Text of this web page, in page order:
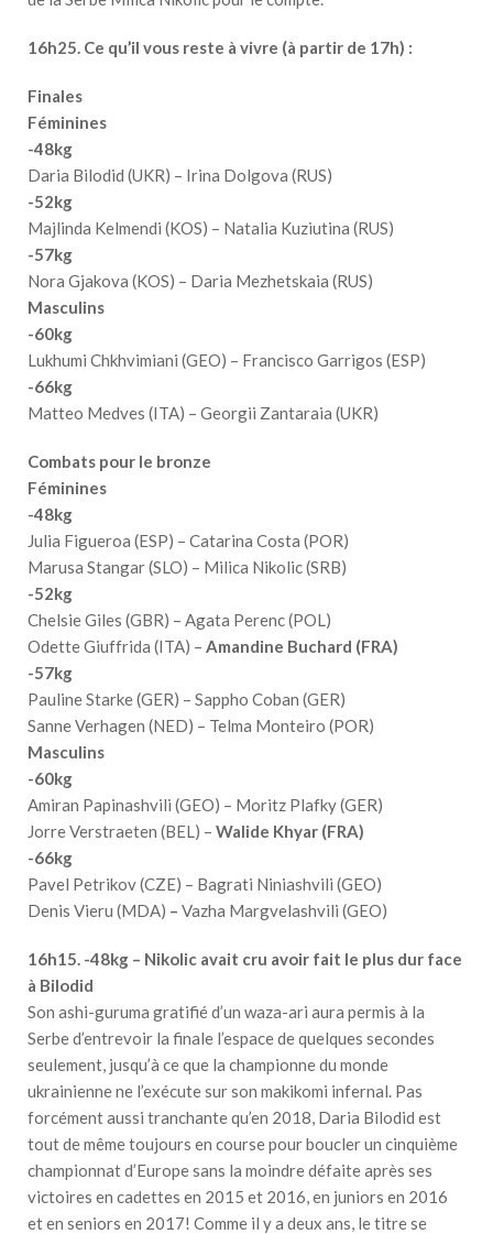
16h25. Ce qu’il vous reste à vivre (à partir de 17h) :
Finales
Féminines
-48kg
Daria Bilodid (UKR) – Irina Dolgova (RUS)
-52kg
Majlinda Kelmendi (KOS) – Natalia Kuziutina (RUS)
-57kg
Nora Gjakova (KOS) – Daria Mezhetskaia (RUS)
Masculins
-60kg
Lukhumi Chkhvimiani (GEO) – Francisco Garrigos (ESP)
-66kg
Matteo Medves (ITA) – Georgii Zantaraia (UKR)
Combats pour le bronze
Féminines
-48kg
Julia Figueroa (ESP) – Catarina Costa (POR)
Marusa Stangar (SLO) – Milica Nikolic (SRB)
-52kg
Chelsie Giles (GBR) – Agata Perenc (POL)
Odette Giuffrida (ITA) – Amandine Buchard (FRA)
-57kg
Pauline Starke (GER) – Sappho Coban (GER)
Sanne Verhagen (NED) – Telma Monteiro (POR)
Masculins
-60kg
Amiran Papinashvili (GEO) – Moritz Plafky (GER)
Jorre Verstraeten (BEL) – Walide Khyar (FRA)
-66kg
Pavel Petrikov (CZE) – Bagrati Niniashvili (GEO)
Denis Vieru (MDA) – Vazha Margvelashvili (GEO)
16h15. -48kg – Nikolic avait cru avoir fait le plus dur face
à Bilodid
Son ashi-guruma gratifié d’un waza-ari aura permis à la
Serbe d’entrevoir la finale l’espace de quelques secondes
seulement, jusqu’à ce que la championne du monde
ukrainienne ne l’exécute sur son makikomi infernal. Pas
forcément aussi tranchante qu’en 2018, Daria Bilodid est
tout de même toujours en course pour boucler un cinquième
championnat d’Europe sans la moindre défaite après ses
victoires en cadettes en 2015 et 2016, en juniors en 2016
et en seniors en 2017! Comme il y a deux ans, le titre se